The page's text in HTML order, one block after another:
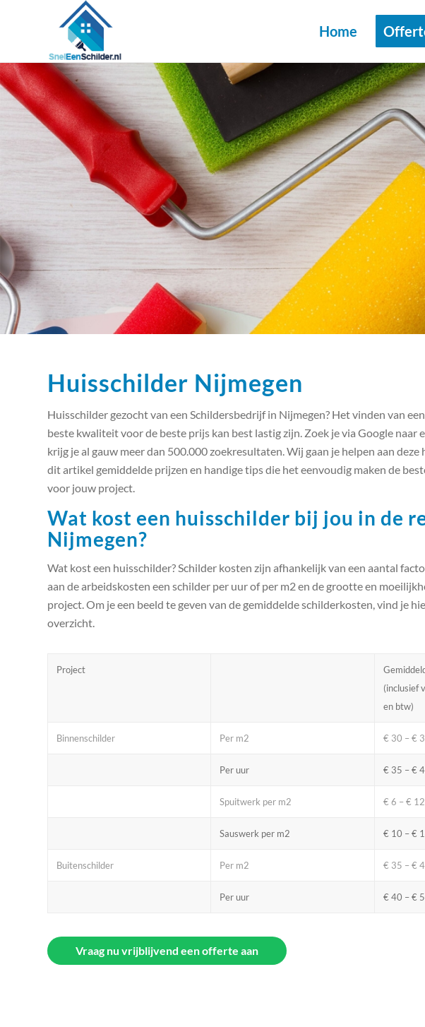
Home
Huisschilder Nijmegen
Huisschilder gezocht van een Schildersbedrijf in Nijmegen? Het vinden van een
beste kwaliteit voor de beste prijs kan best lastig zijn. Zoek je via Google naar
krijg je al gauw meer dan 500.000 zoekresultaten. Wij gaan je helpen aan deze
dit artikel gemiddelde prijzen en handige tips die het eenvoudig maken de
voor jouw project.
Wat kost een huisschilder bij jou in de
Nijmegen?
Wat kost een huisschilder? Schilder kosten zijn afhankelijk van een aantal
aan de arbeidskosten een schilder per uur of per m2 en de grootte en
project. Om je een beeld te geven van de gemiddelde schilderkosten, vind je
overzicht.
Project
(inclusief
en btw)
Binnenschilder Per m2 € 30 – €
Per uur € 35 – €
Spuitwerk per m2 € 6 – € 12
Sauswerk per m2 € 10 – €
Buitenschilder Per m2 € 35 – €
Per uur € 40 – €
Vraag nu vrijblijvend een offerte aan